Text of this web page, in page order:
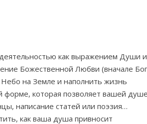
как выражением Души и
Божественной Любви (вначале
на Земле и наполнить жизнь
форме, которая позволяет вашей
написание статей или поэзия…
как ваша душа привносит